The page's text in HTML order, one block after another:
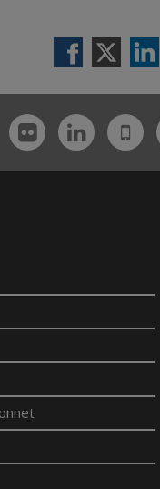
FlickrLinkedin
UdL